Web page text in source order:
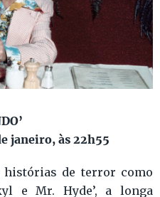
janeiro, às 22h55
histórias de terror como
e Mr. Hyde’, a longa